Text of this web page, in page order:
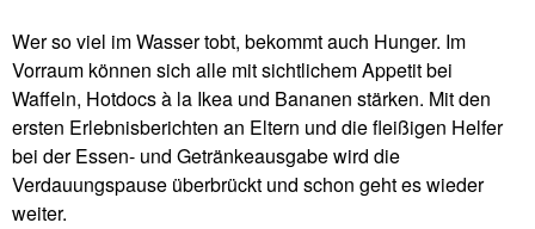
Wer so viel im Wasser tobt, bekommt auch Hunger. Im
Vorraum können sich alle mit sichtlichem Appetit bei
Waffeln, Hotdocs à la Ikea und Bananen stärken. Mit den
ersten Erlebnisberichten an Eltern und die fleißigen Helfer
bei der Essen- und Getränkeausgabe wird die
Verdauungspause überbrückt und schon geht es wieder
weiter.